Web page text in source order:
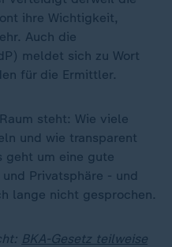
ihre Wichtigkeit,
Auch die
meldet sich zu Wort
für die Ermittler.
steht: Wie viele
und wie transparent
geht um eine gute
Privatsphäre - und
lange nicht gesprochen.
BKA-Gesetz teilweise